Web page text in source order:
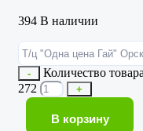
394 В наличии
-
Количество
272
+
В корзину